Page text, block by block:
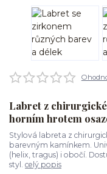
Labret z
horním hrotem
Stylová labreta z
barevným kamínkem.
(helix, tragus) i obočí.
styl. celý popis